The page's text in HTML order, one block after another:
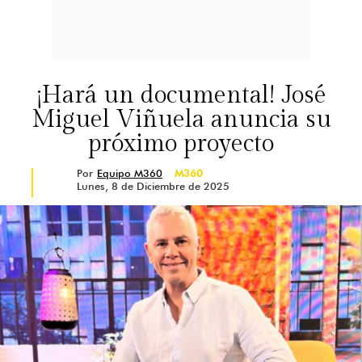
Ladrones se apoderan de la moneda
recién acuñada de una Corea
unificada. Con rehenes atrapados,
la policía debe detenerlos, así como
a su mente maestra.
Borgen: Reino, poder y gloria
(2/6/2022)
¡Hará un documental! José
Miguel Viñuela anuncia su
próximo proyecto
Por Equipo M360
M360
Lunes, 8 de Diciembre de 2025